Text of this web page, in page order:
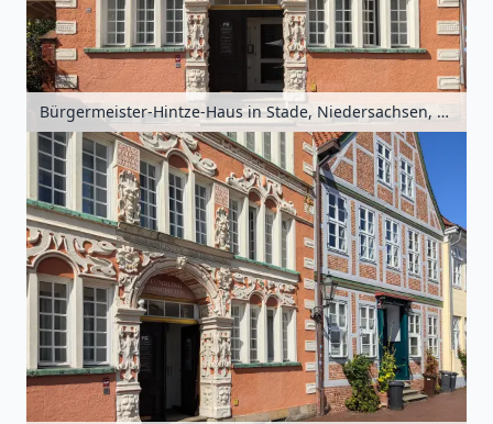
Bürgermeister-Hintze-Haus in Stade, Niedersachsen, Deutschland